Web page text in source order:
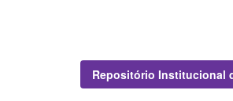
Repositório Institucional